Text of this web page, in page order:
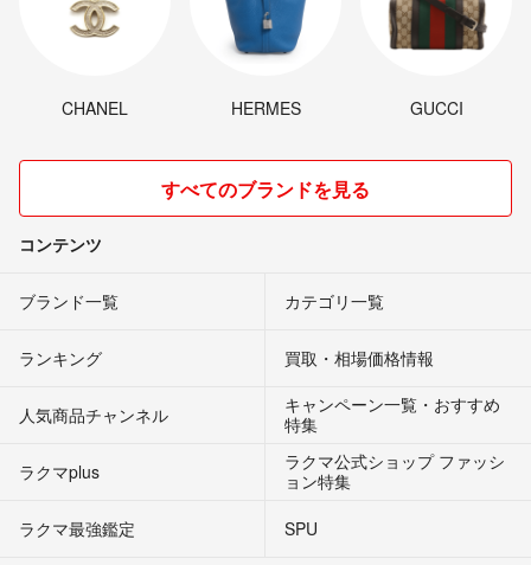
CHANEL HERMES GUCCI
すべてのブランドを見る
コンテンツ
ブランド一覧 カテゴリ一覧
ランキング 買取・相場価格情報
人気商品チャンネル
キャンペーン一覧・おすすめ
特集
ラクマplus
ラクマ公式ショップ ファッシ
ョン特集
ラクマ最強鑑定
SPU